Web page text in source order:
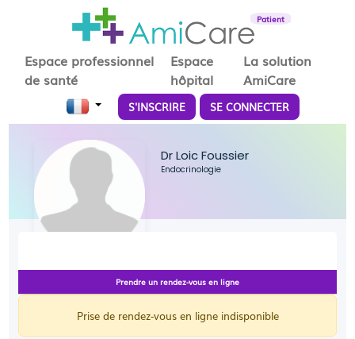
Patient
Espace professionnel
de santé
Espace
hôpital
La solution
AmiCare
S'INSCRIRE SE CONNECTER
Dr Loic Foussier
Endocrinologie
Prendre un rendez-vous en ligne
Prise de rendez-vous en ligne indisponible